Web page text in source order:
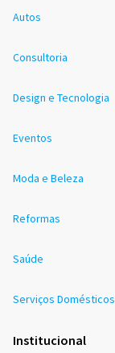
Autos
Consultoria
Design e Tecnologia
Eventos
Moda e Beleza
Reformas
Saúde
Serviços Domésticos
Institucional